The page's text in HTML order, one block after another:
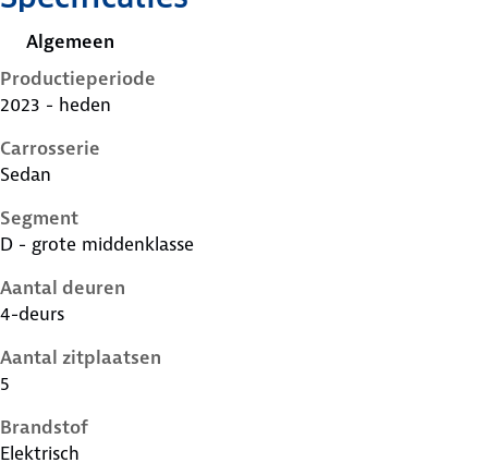
Algemeen
Productieperiode
2023 - heden
Carrosserie
Sedan
Segment
D - grote middenklasse
Aantal deuren
4-deurs
Aantal zitplaatsen
5
Brandstof
Elektrisch